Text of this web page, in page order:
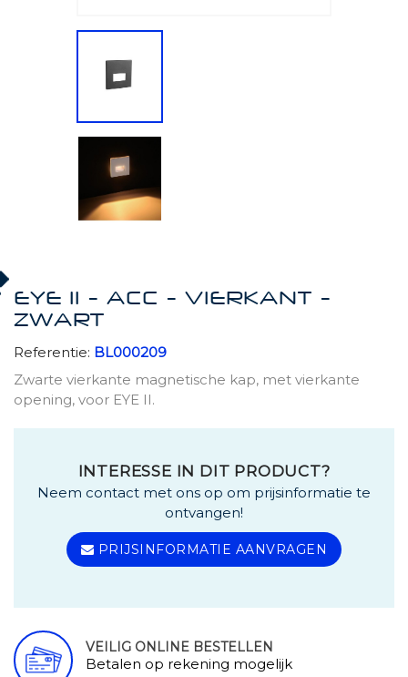
EYE II - ACC - VIERKANT -
ZWART
Referentie: BL000209
Zwarte vierkante magnetische kap, met vierkante
opening, voor EYE II.
INTERESSE IN DIT PRODUCT?
Neem contact met ons op om prijsinformatie te
ontvangen!
PRIJSINFORMATIE AANVRAGEN
VEILIG ONLINE BESTELLEN
Betalen op rekening mogelijk